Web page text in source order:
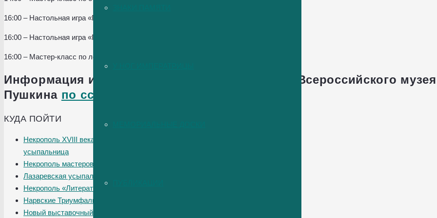
16:00 – Настольная игра «Просто повезло?». Нижняя беседка. 12+
16:00 – Настольная игра «Просто повезло?». Верхняя беседка. 12+
16:00 – Мастер-класс по лепке из глины «Город». Шатер. 12+
Информация и билеты на официальном сайте Всероссийского
Пушкина по ссылке
КУДА ПОЙТИ
Некрополь XVIII века, Лазаревская
усыпальница
Некрополь мастеров искусств
Лазаревская усыпальница
Некрополь «Литераторские мостки»
Нарвские Триумфальные ворота
Новый выставочный зал